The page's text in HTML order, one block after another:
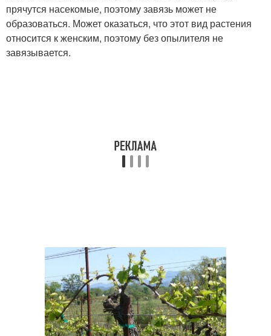
прячутся насекомые, поэтому завязь может не
образоваться. Может оказаться, что этот вид растения
относится к женским, поэтому без опылителя не
завязывается.